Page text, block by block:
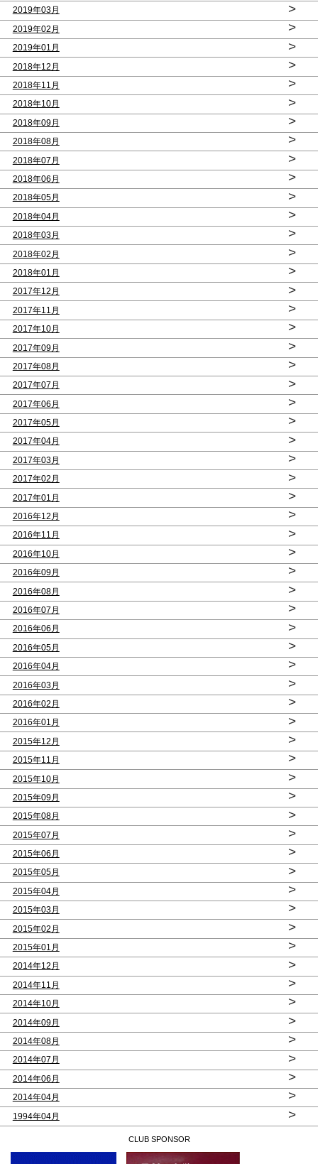
2019年03月 >
2019年02月 >
2019年01月 >
2018年12月 >
2018年11月 >
2018年10月 >
2018年09月 >
2018年08月 >
2018年07月 >
2018年06月 >
2018年05月 >
2018年04月 >
2018年03月 >
2018年02月 >
2018年01月 >
2017年12月 >
2017年11月 >
2017年10月 >
2017年09月 >
2017年08月 >
2017年07月 >
2017年06月 >
2017年05月 >
2017年04月 >
2017年03月 >
2017年02月 >
2017年01月 >
2016年12月 >
2016年11月 >
2016年10月 >
2016年09月 >
2016年08月 >
2016年07月 >
2016年06月 >
2016年05月 >
2016年04月 >
2016年03月 >
2016年02月 >
2016年01月 >
2015年12月 >
2015年11月 >
2015年10月 >
2015年09月 >
2015年08月 >
2015年07月 >
2015年06月 >
2015年05月 >
2015年04月 >
2015年03月 >
2015年02月 >
2015年01月 >
2014年12月 >
2014年11月 >
2014年10月 >
2014年09月 >
2014年08月 >
2014年07月 >
2014年06月 >
2014年04月 >
1994年04月 >
CLUB SPONSOR